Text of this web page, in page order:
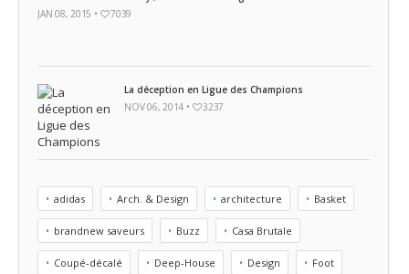
JAN 08, 2015 •
7039
La déception en Ligue des Champions
NOV 06, 2014 •
3237
adidas Arch. & Design architecture Basket
brandnew saveurs Buzz Casa Brutale
Coupé-décalé Deep-House Design Foot